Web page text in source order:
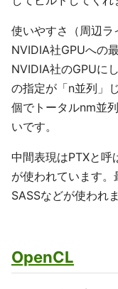
使いやすさ（周辺ラ
NVIDIA社GPUへの
NVIDIA社のGPUに
の指定が「n並列」
個でトータルnm並
いです。
中間表現はPTXと呼
が使われています
SASSなどが使われま
OpenCL